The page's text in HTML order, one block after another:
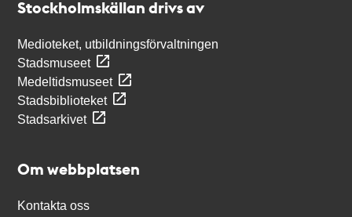
Stockholmskällan drivs av
Medioteket, utbildningsförvaltningen
Stadsmuseet
Medeltidsmuseet
Stadsbiblioteket
Stadsarkivet
Om webbplatsen
Kontakta oss